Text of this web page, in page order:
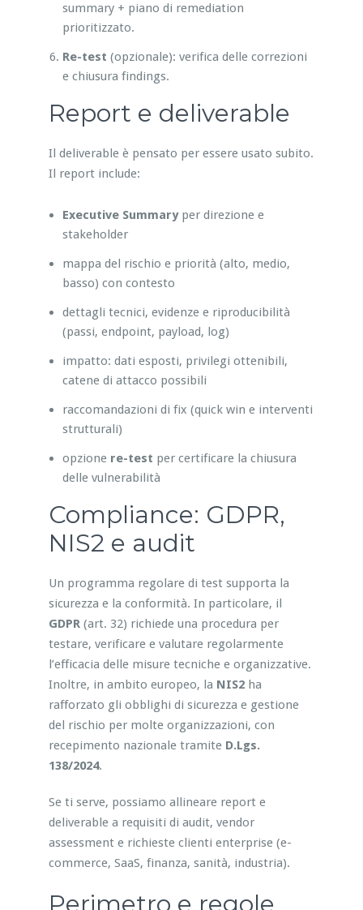
summary + piano di remediation
prioritizzato.
Re-test (opzionale): verifica delle correzioni
e chiusura findings.
Report e deliverable
Il deliverable è pensato per essere usato subito.
Il report include:
Executive Summaryper direzione e
stakeholder
mappa del rischio e priorità (alto, medio,
basso) con contesto
dettagli tecnici, evidenze e riproducibilità
(passi, endpoint, payload, log)
impatto: dati esposti, privilegi ottenibili,
catene di attacco possibili
raccomandazioni di fix (quick win e interventi
strutturali)
opzione re-test per certificare la chiusura
delle vulnerabilità
Compliance: GDPR,
NIS2 e audit
Un programma regolare di test supporta la
sicurezza e la conformità. In particolare, il
GDPR(art. 32) richiede una procedura per
testare, verificare e valutare regolarmente
l’efficacia delle misure tecniche e organizzative.
Inoltre, in ambito europeo, la NIS2ha
rafforzato gli obblighi di sicurezza e gestione
del rischio per molte organizzazioni, con
recepimento nazionale tramite D.Lgs.
138/2024.
Se ti serve, possiamo allineare report e
deliverable a requisiti di audit, vendor
assessment e richieste clienti enterprise (e-
commerce, SaaS, finanza, sanità, industria).
Perimetro e regole